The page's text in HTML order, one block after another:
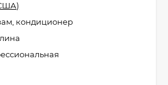
кондиционер